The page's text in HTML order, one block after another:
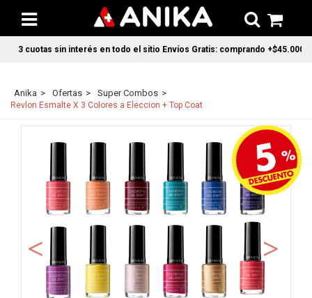
3 cuotas sin interés en todo el sitio Envíos Gratis: comprando +$45.000 en
Anika Ofertas Super Combos
Revlon Esmalte X 3 Colores a Eleccion + Top Coat